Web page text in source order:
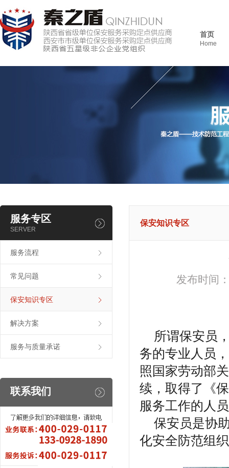
首页
Home
服务专区
SERVER
服务流程
常见问题
保安知识专区
解决方案
服务与质量承诺
联系我们
保安知识专区
发布时
所谓保安员，
务的专业人员
照国家劳动部
续，取得了《
服务工作的人
保安员是协助
化安全防范组